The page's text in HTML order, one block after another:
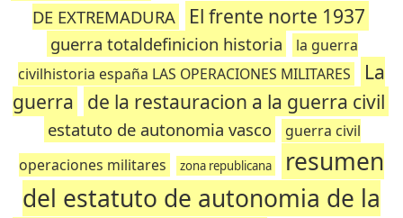
DE EXTREMADURA
El frente norte 1937
guerra totaldefinicion historia
la guerra
civilhistoria españa LAS OPERACIONES MILITARES
La
guerra de la restauracion a la guerra civil
estatuto de autonomia vasco
guerra civil
operaciones militares
zona republicana
resumen
del estatuto de autonomia de la